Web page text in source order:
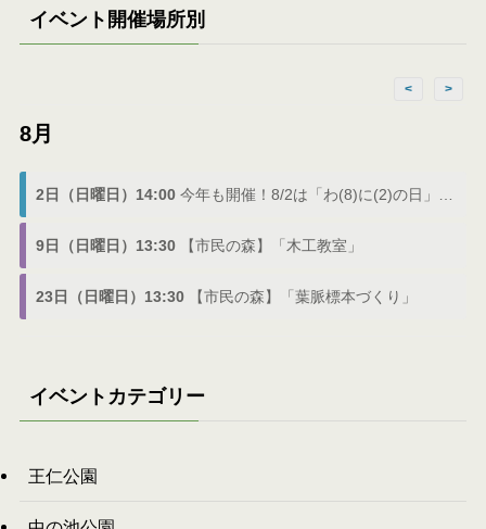
イベント開催場所別
< >
8月
2日（日曜日）14:00 今年も開催！8/2は「わ(8)に(2)の日」でわにフェス
9日（日曜日）13:30 【市民の森】「木工教室」
23日（日曜日）13:30 【市民の森】「葉脈標本づくり」
イベントカテゴリー
王仁公園